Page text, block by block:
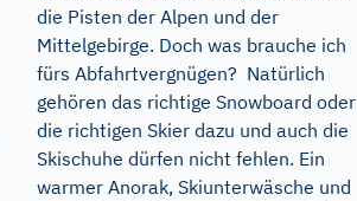
die Pisten der Alpen und der
Mittelgebirge. Doch was brauche ich
fürs Abfahrtvergnügen? Natürlich
gehören das richtige Snowboard oder
die richtigen Skier dazu und auch die
Skischuhe dürfen nicht fehlen. Ein
warmer Anorak, Skiunterwäsche und